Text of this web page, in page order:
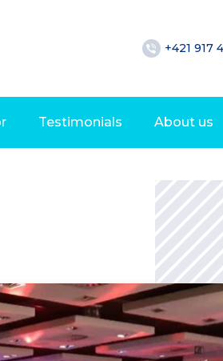
+421 917
Testimonials About us